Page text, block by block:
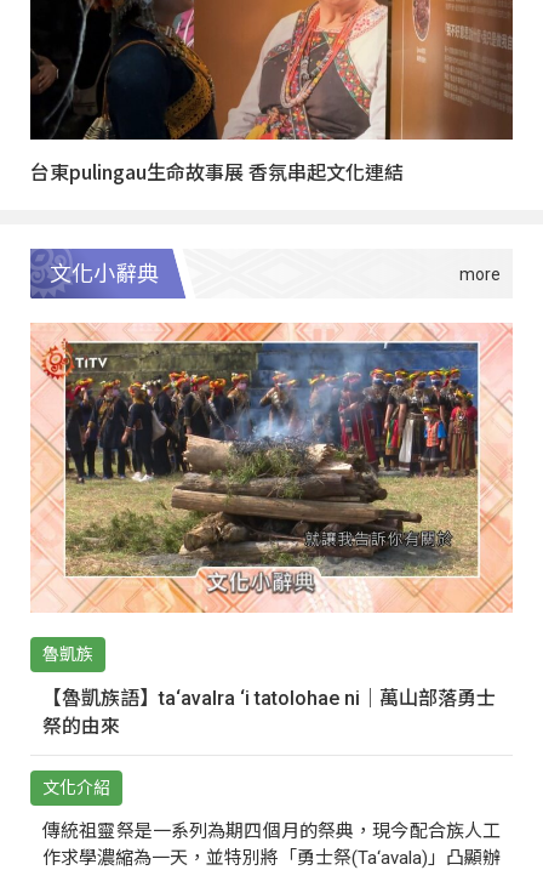
台東pulingau生命故事展 香氛串起文化連結
文化小辭典
魯凱族
【魯凱族語】ta‘avalra ‘i tatolohae ni｜萬山部落勇士
祭的由來
文化介紹
傳統祖靈祭是一系列為期四個月的祭典，現今配合族人工
作求學濃縮為一天，並特別將「勇士祭(Ta‘avala)」凸顯辦